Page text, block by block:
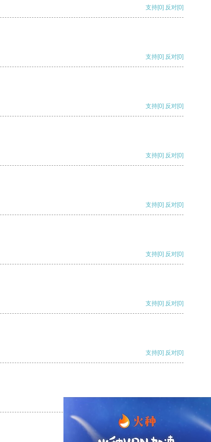
支持[0] 反对[0]
支持[0] 反对[0]
支持[0] 反对[0]
支持[0] 反对[0]
支持[0] 反对[0]
支持[0] 反对[0]
支持[0] 反对[0]
支持[0] 反对[0]